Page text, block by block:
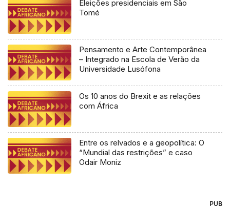
Eleições presidenciais em São
Tomé
Pensamento e Arte Contemporânea
– Integrado na Escola de Verão da
Universidade Lusófona
Os 10 anos do Brexit e as relações
com África
Entre os relvados e a geopolítica: O
“Mundial das restrições” e caso
Odair Moniz
PUB